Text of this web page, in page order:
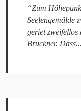
“Zum
Seelengemälde
geriet zweifellos
Bruckner. Dass...